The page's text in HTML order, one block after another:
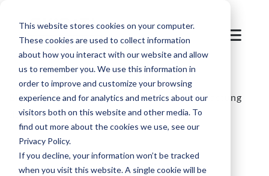
This website stores cookies on your computer.
These cookies are used to collect information
about how you interact with our website and allow
us to remember you. We use this information in
order to improve and customize your browsing
experience and for analytics and metrics about our
visitors both on this website and other media. To
find out more about the cookies we use, see our
Privacy Policy.
If you decline, your information won’t be tracked
when you visit this website. A single cookie will be
Blog /Parken und Mobilität /Verkehrsentlastung
durch intelligente Parklösungen